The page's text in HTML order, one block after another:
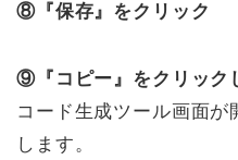
⑧『保存』をクリック
⑨『コピー』をクリック
コード生成ツール画面が
します。